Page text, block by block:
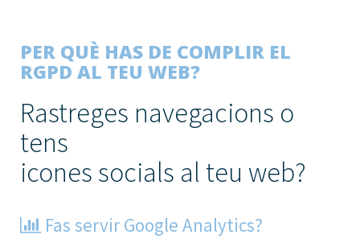
PER QUÈ HAS DE COMPLIR EL
RGPD AL TEU WEB?
Rastreges navegacions o
tens
icones socials al teu web?
Fas servir Google Analytics?